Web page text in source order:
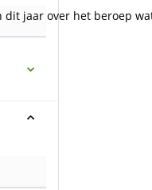
jaar over het beroep